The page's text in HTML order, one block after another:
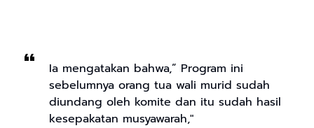
Ia mengatakan bahwa,” Program ini
sebelumnya orang tua wali murid sudah
diundang oleh komite dan itu sudah hasil
kesepakatan musyawarah,"